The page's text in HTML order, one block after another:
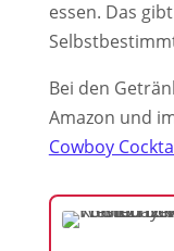
essen. Das
Bei den
Amazon und
Cowboy